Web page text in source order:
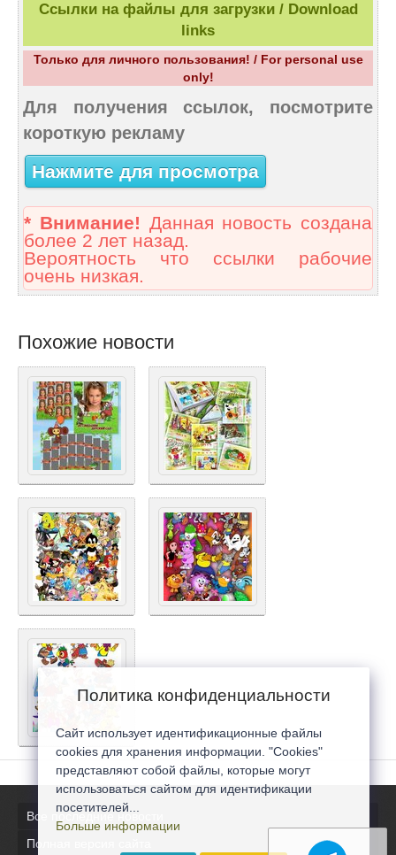
Ссылки на файлы для загрузки / Download
links
Только для личного пользования! / For personal use
only!
Для получения ссылок, посмотрите
короткую рекламу
Нажмите для просмотра
* Внимание! Данная новость создана
более 2 лет назад.
Вероятность что ссылки рабочие
очень низкая.
Похожие новости
Все последние новости
Полная версия сайта
Политика конфиденциальности
Сайт использует идентификационные файлы
cookies для хранения информации. "Cookies"
представляют собой файлы, которые могут
использоваться сайтом для идентификации
посетителей...
Больше информации